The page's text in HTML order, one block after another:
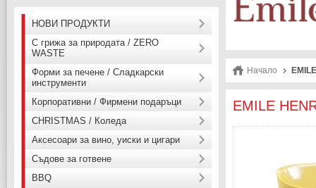
Начало
EMILE
НОВИ ПРОДУКТИ
С грижа за природата / ZERO
WASTE
Форми за печене / Сладкарски
инструменти
Корпоративни / Фирмени подаръци
CHRISTMAS / Коледа
Аксесоари за вино, уиски и цигари
Съдове за готвене
BBQ